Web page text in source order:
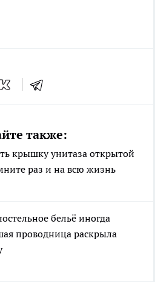
также:
крышку унитаза открытой
раз и на всю жизнь
бельё иногда
проводница раскрыла